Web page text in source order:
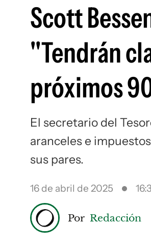
Scott
"Tendrán
próximos
El secretario del
aranceles e
sus pares.
16 de abril de 2025
Por Redacción